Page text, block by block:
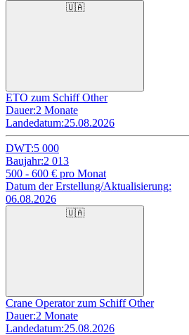
🇺🇦
ETO zum Schiff Other
Dauer:2 Monate
Landedatum:25.08.2026
DWT:5 000
Baujahr:2 013
500 - 600 € pro Monat
Datum der Erstellung/Aktualisierung:
06.08.2026
🇺🇦
Crane Operator zum Schiff Other
Dauer:2 Monate
Landedatum:25.08.2026